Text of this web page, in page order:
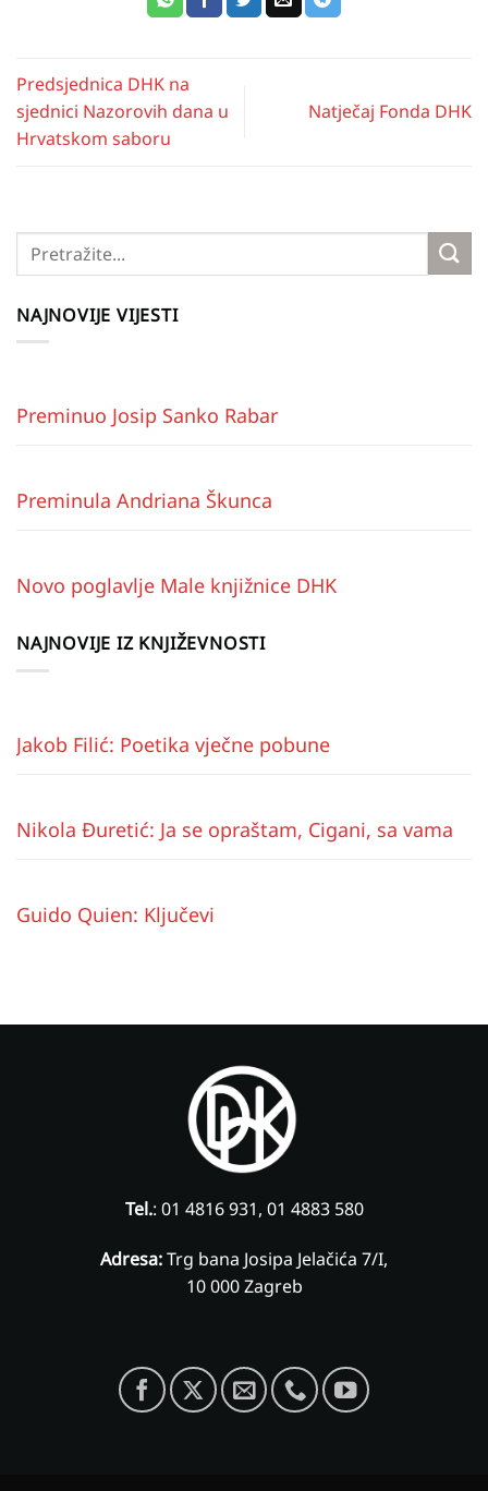
Predsjednica DHK na
sjednici Nazorovih dana u
Hrvatskom saboru
Natječaj Fonda DHK
NAJNOVIJE VIJESTI
Preminuo Josip Sanko Rabar
Preminula Andriana Škunca
Novo poglavlje Male knjižnice DHK
NAJNOVIJE IZ KNJIŽEVNOSTI
Jakob Filić: Poetika vječne pobune
Nikola Đuretić: Ja se opraštam, Cigani, sa vama
Guido Quien: Ključevi
Tel.: 01 4816 931, 01 4883 580
Adresa:Trg bana Josipa Jelačića 7/I,
10 000 Zagreb